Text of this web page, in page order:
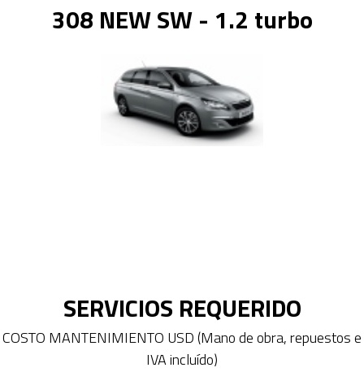
308 NEW SW - 1.2 turbo
SERVICIOS REQUERIDO
COSTO MANTENIMIENTO USD (Mano de obra, repuestos e
IVA incluído)